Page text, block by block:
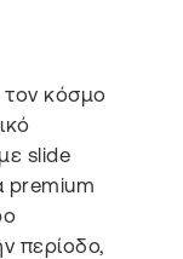
τον κόσμο
slide
premium
περίοδο,